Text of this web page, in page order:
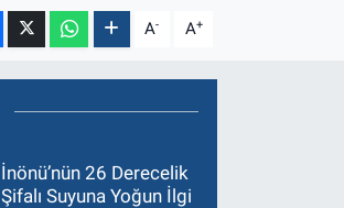
A- A+
İnönü’nün 26 Derecelik
Şifalı Suyuna Yoğun İlgi